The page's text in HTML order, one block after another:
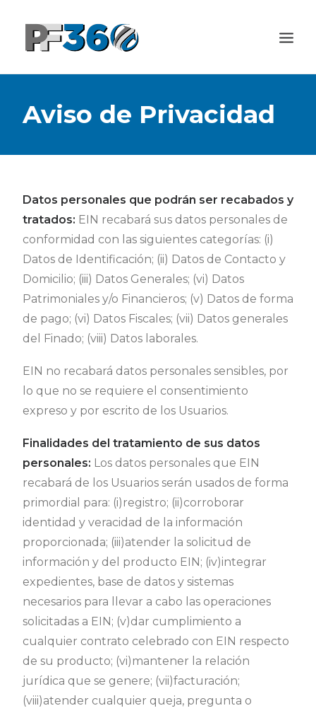
BENEFICIOS
CONTACTO
INGRESA A TÚ MEMBRESÍA
Aviso de Privacidad
Datos personales que podrán ser recabados y
tratados: EIN recabará sus datos personales de
conformidad con las siguientes categorías: (i)
Datos de Identificación; (ii) Datos de Contacto y
Domicilio; (iii) Datos Generales; (vi) Datos
Patrimoniales y/o Financieros; (v) Datos de forma
de pago; (vi) Datos Fiscales; (vii) Datos generales
del Finado; (viii) Datos laborales.
EIN no recabará datos personales sensibles, por
lo que no se requiere el consentimiento
expreso y por escrito de los Usuarios.
Finalidades del tratamiento de sus datos
personales: Los datos personales que EIN
recabará de los Usuarios serán usados de forma
primordial para: (i)registro; (ii)corroborar
identidad y veracidad de la información
proporcionada; (iii)atender la solicitud de
información y del producto EIN; (iv)integrar
expedientes, base de datos y sistemas
necesarios para llevar a cabo las operaciones
solicitadas a EIN; (v)dar cumplimiento a
cualquier contrato celebrado con EIN respecto
de su producto; (vi)mantener la relación
jurídica que se genere; (vii)facturación;
(viii)atender cualquier queja, pregunta o